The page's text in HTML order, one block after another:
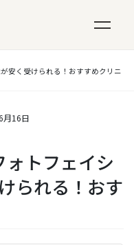
安く受けられる！おすすめクリニ
月16日
ォトフェイシ
られる！おす